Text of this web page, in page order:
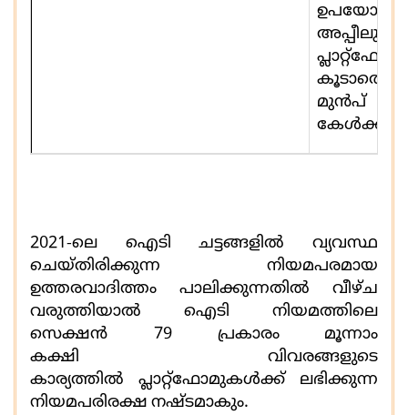
കൂടാതെ
മുന്‍പ്
2021-ലെ ഐടി ചട്ടങ്ങളില്‍ വ്യവസ്ഥ
ചെയ്തിരിക്കുന്ന നിയമപരമായ
ഉത്തരവാദിത്തം പാലിക്കുന്നതിൽ വീഴ്ച
വരുത്തിയാൽ ഐടി നിയമത്തിലെ
സെക്ഷൻ 79പ്രകാരം
മൂന്നാം
കക്ഷി വിവരങ്ങളുടെ
കാര്യത്തിൽ പ്ലാറ്റ്ഫോമുകള്‍ക്ക് ലഭിക്കുന്ന
നിയമപരിരക്ഷ നഷ്ടമാകും.